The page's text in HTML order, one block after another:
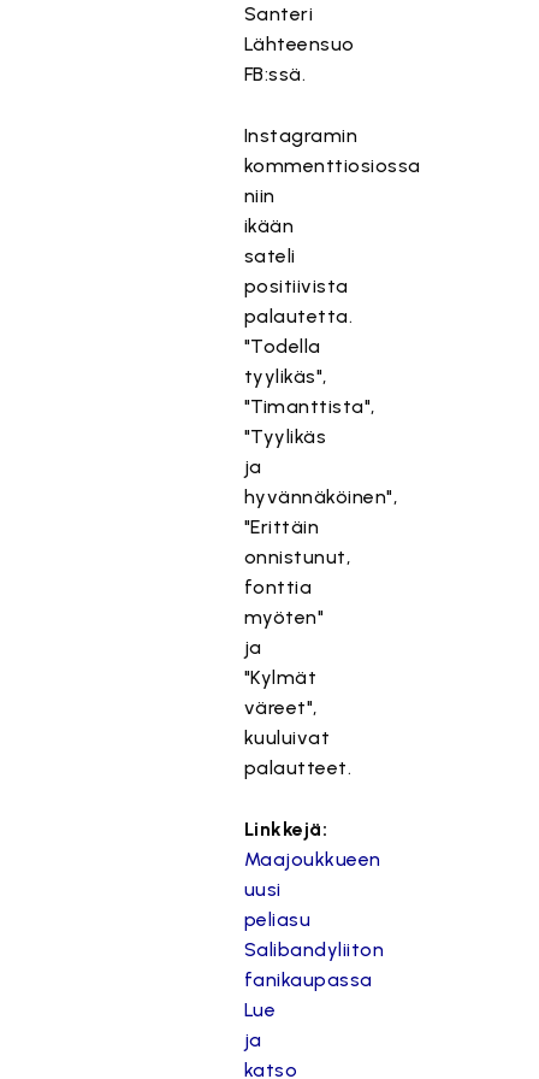
Santeri
Lähteensuo
FB:ssä.
Instagramin
kommenttiosiossa
niin
ikään
sateli
positiivista
palautetta.
"Todella
tyylikäs",
"Timanttista",
"Tyylikäs
ja
hyvännäköinen",
"Erittäin
onnistunut,
fonttia
myöten"
ja
"Kylmät
väreet",
kuuluivat
palautteet.
Linkkejä:
Maajoukkueen
uusi
peliasu
Salibandyliiton
fanikaupassa
Lue
ja
katso
T
ä
i
s
ä
l
t
ö
n
e
e
t
t
y
,
k